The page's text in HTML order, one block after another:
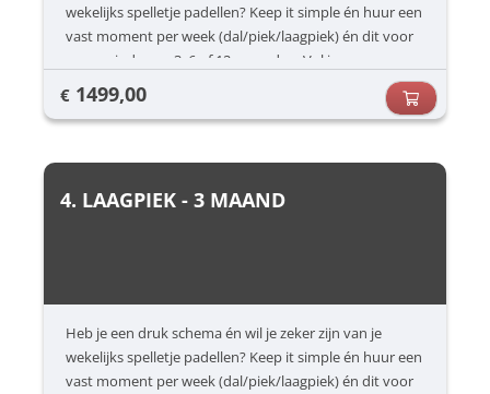
wekelijks spelletje padellen? Keep it simple én huur een
vast moment per week (dal/piek/laagpiek) én dit voor
een periode van 3, 6 of 12 maanden. Vul jouw
voorkeuren in (dag/uur) en dan zorgen wij voor de rest.
€ 1499,00
4. LAAGPIEK - 3 MAAND
Heb je een druk schema én wil je zeker zijn van je
wekelijks spelletje padellen? Keep it simple én huur een
vast moment per week (dal/piek/laagpiek) én dit voor